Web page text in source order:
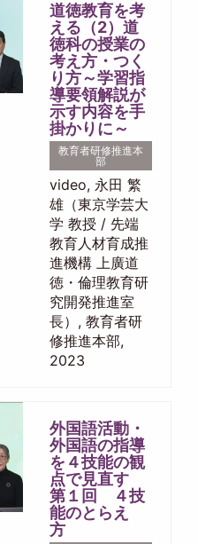
道徳教育を考
える（2）道
徳科の授業の
考え方・つく
り方～学習指
導要領解説が
示す内容を手
掛かりに～
教育者研修推進本
部
video, 永田 繁
雄（東京学芸大
学 教授 / 先端
教育人材育成推
進機構 上廣道
徳・倫理教育研
究開発推進室
長）, 教育者研
修推進本部,
2023
外国語活動・
外国語の指導
を４技能の観
点で見直す
第１回 ４技
能のとらえ
方